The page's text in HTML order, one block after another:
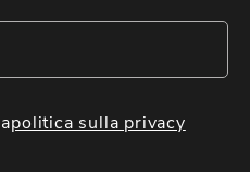
politica sulla privacy